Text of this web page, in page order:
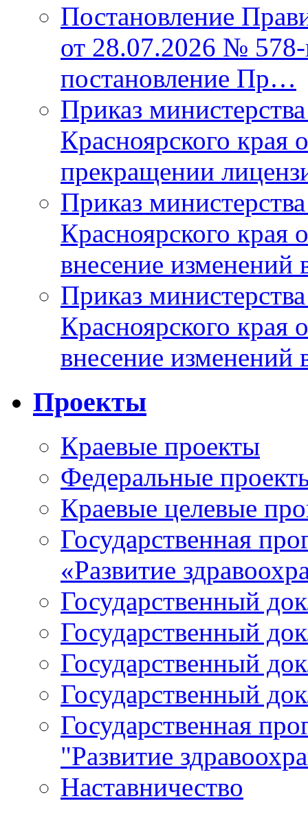
Постановление
от 28.07.2026 №
постановление Пр…
Приказ
Красноярского
прекращении
Приказ
Красноярского
внесение изменений
Приказ
Красноярского
внесение изменений
Проекты
Краевые проекты
Федеральные
Краевые целевые
Государственная
«Развитие
Государственный
Государственный
Государственный
Государственный
Государственная
"Развитие
Наставничество